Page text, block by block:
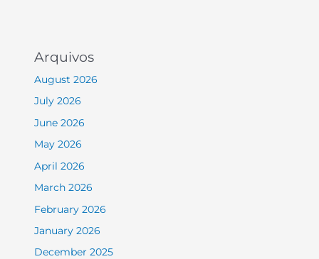
Arquivos
August 2026
July 2026
June 2026
May 2026
April 2026
March 2026
February 2026
January 2026
December 2025